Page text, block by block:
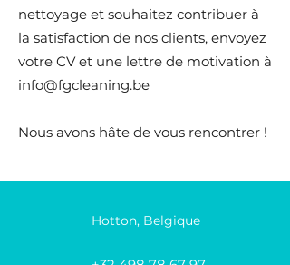
nettoyage et souhaitez contribuer à
la satisfaction de nos clients, envoyez
votre CV et une lettre de motivation à
info@fgcleaning.be
Nous avons hâte de vous rencontrer !
Hotton, Belgique